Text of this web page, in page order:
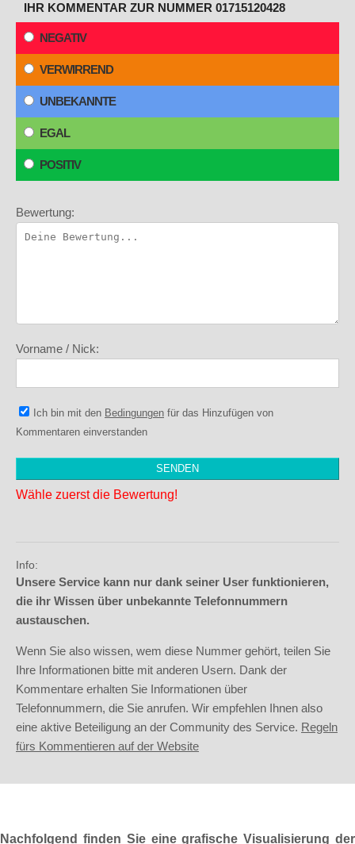
IHR KOMMENTAR ZUR NUMMER 01715120428
NEGATIV
VERWIRREND
UNBEKANNTE
EGAL
POSITIV
Bewertung:
Vorname / Nick:
Ich bin mit den Bedingungen für das Hinzufügen von
Kommentaren einverstanden
Wähle zuerst die Bewertung!
Info:
Unsere Service kann nur dank seiner User funktionieren,
die ihr Wissen über unbekannte Telefonnummern
austauschen.
Wenn Sie also wissen, wem diese Nummer gehört, teilen Sie
Ihre Informationen bitte mit anderen Usern. Dank der
Kommentare erhalten Sie Informationen über
Telefonnummern, die Sie anrufen. Wir empfehlen Ihnen also
eine aktive Beteiligung an der Community des Service. Regeln
fürs Kommentieren auf der Website
Nachfolgend finden Sie eine grafische Visualisierung der